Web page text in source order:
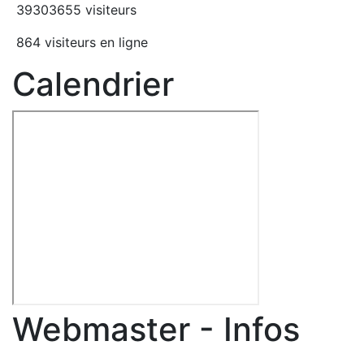
39303655 visiteurs
864 visiteurs en ligne
Calendrier
Webmaster - Infos